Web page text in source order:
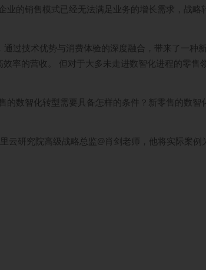
的销售模式已经无法满足业务的增长需求，战略
过技术优势与消费体验的深度融合，带来了一种
率的营收。 但对于大多未走进数智化进程的零售
数智化转型需要具备怎样的条件？新零售的数智
云研究院高级战略总监@肖剑老师，他将实际案例